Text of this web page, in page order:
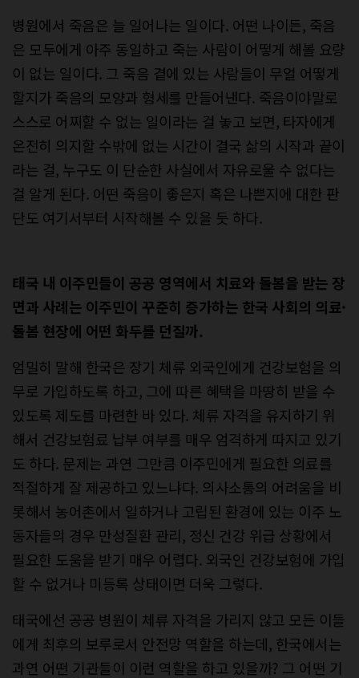
병원에서 죽음은 늘 일어나는 일이다. 어떤 나이든, 죽음
은 모두에게 아주 동일하고 죽는 사람이 어떻게 해볼 요량
이 없는 일이다. 그 죽음 곁에 있는 사람들이 무얼 어떻게
할지가 죽음의 모양과 형세를 만들어낸다. 죽음이야말로
스스로 어찌할 수 없는 일이라는 걸 놓고 보면, 타자에게
온전히 의지할 수밖에 없는 시간이 결국 삶의 시작과 끝이
라는 걸, 누구도 이 단순한 사실에서 자유로울 수 없다는
걸 알게 된다. 어떤 죽음이 좋은지 혹은 나쁜지에 대한 판
단도 여기서부터 시작해볼 수 있을 듯 하다.
태국 내 이주민들이 공공 영역에서 치료와 돌봄을 받는 장
면과 사례는 이주민이 꾸준히 증가하는 한국 사회의 의료·
돌봄 현장에 어떤 화두를 던질까.
엄밀히 말해 한국은 장기 체류 외국인에게 건강보험을 의
무로 가입하도록 하고, 그에 따른 혜택을 마땅히 받을 수
있도록 제도를 마련한 바 있다. 체류 자격을 유지하기 위
해서 건강보험료 납부 여부를 매우 엄격하게 따지고 있기
도 하다. 문제는 과연 그만큼 이주민에게 필요한 의료를
적절하게 잘 제공하고 있느냐다. 의사소통의 어려움을 비
롯해서 농어촌에서 일하거나 고립된 환경에 있는 이주 노
동자들의 경우 만성질환 관리, 정신 건강 위급 상황에서
필요한 도움을 받기 매우 어렵다. 외국인 건강보험에 가입
할 수 없거나 미등록 상태이면 더욱 그렇다.
태국에선 공공 병원이 체류 자격을 가리지 않고 모든 이들
에게 최후의 보루로서 안전망 역할을 하는데, 한국에서는
과연 어떤 기관들이 이런 역할을 하고 있을까? 그 어떤 기